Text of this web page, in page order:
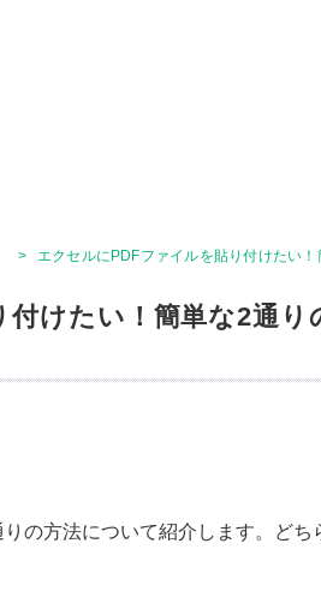
> エクセルにPDFファイルを貼り付けたい
けたい！簡単な2通り
の方法について紹介します。どち